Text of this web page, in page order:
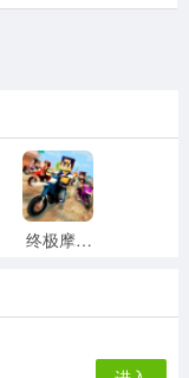
终极摩托车狂飙最新免费版